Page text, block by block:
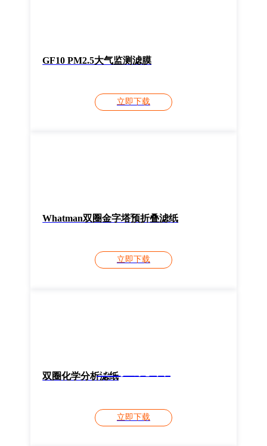
登录观看
GF10 PM2.5大气监测滤膜
立即下载
Whatman双圈金字塔预折叠滤纸
立即下载
双圈化学分析滤纸
立即下载